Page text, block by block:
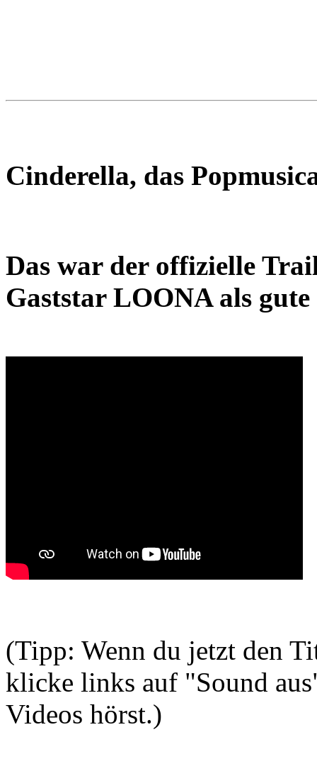
Cinderella, das
Das war der offizielle
Gaststar LOONA als gute
(Tipp: Wenn du jetzt den
klicke links auf "Sound
Videos hörst.)